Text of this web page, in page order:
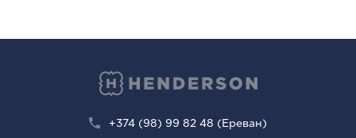
+374 (98) 99 82 48 (Ереван)